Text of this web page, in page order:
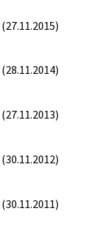
(27.11.2015)
(28.11.2014)
(27.11.2013)
(30.11.2012)
(30.11.2011)